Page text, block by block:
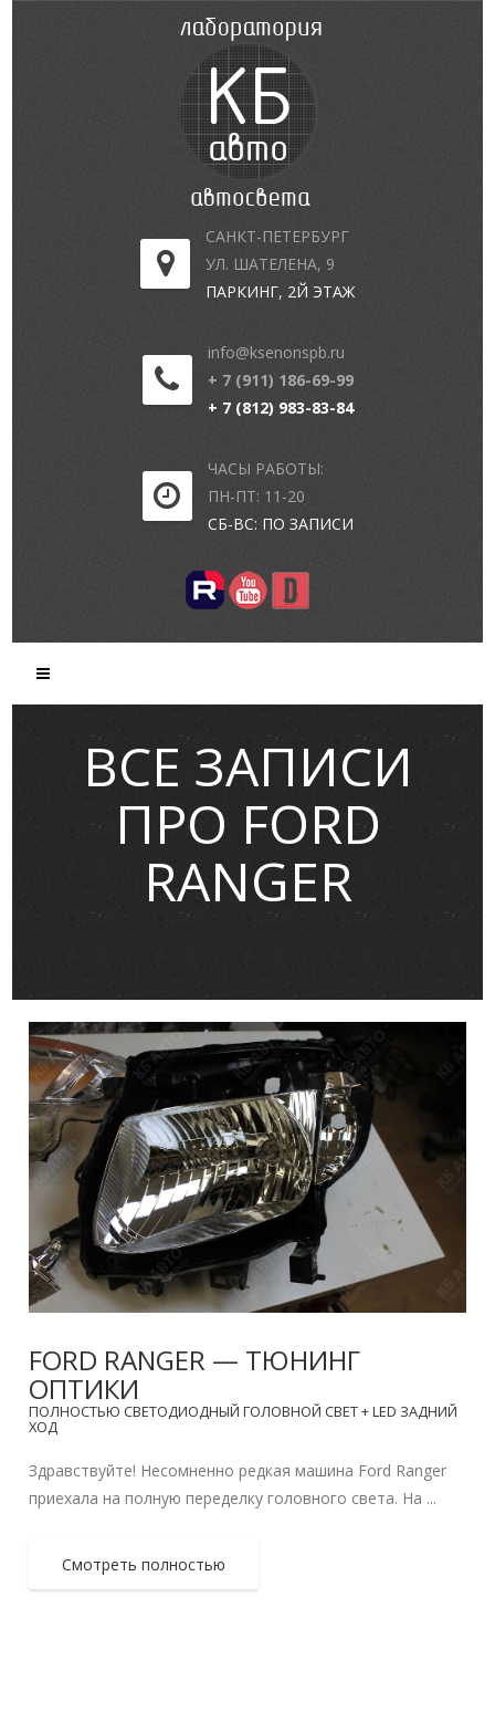
САНКТ-ПЕТЕРБУРГ
УЛ. ШАТЕЛЕНА, 9
ПАРКИНГ, 2Й ЭТАЖ
info@ksenonspb.ru
+ 7 (911) 186-69-99
+ 7 (812) 983-83-84
ЧАСЫ РАБОТЫ:
ПН-ПТ: 11-20
СБ-ВС: ПО ЗАПИСИ
ВСЕ ЗАПИСИ
ПРО FORD
RANGER
FORD RANGER — ТЮНИНГ
ОПТИКИ
ПОЛНОСТЬЮ СВЕТОДИОДНЫЙ ГОЛОВНОЙ СВЕТ + LED ЗАДНИЙ
ХОД
Здравствуйте! Несомненно редкая машина Ford Ranger
приехала на полную переделку головного света. На ...
Смотреть полностью